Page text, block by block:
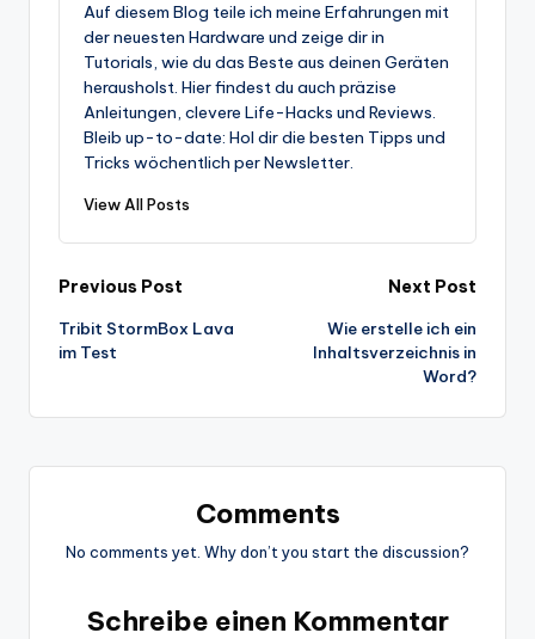
Auf diesem Blog teile ich meine Erfahrungen mit
der neuesten Hardware und zeige dir in
Tutorials, wie du das Beste aus deinen Geräten
herausholst. Hier findest du auch präzise
Anleitungen, clevere Life-Hacks und Reviews.
Bleib up-to-date: Hol dir die besten Tipps und
Tricks wöchentlich per Newsletter.
View All Posts
Post
navigation
Previous Post
Tribit StormBox Lava
im Test
Next Post
Wie erstelle ich ein
Inhaltsverzeichnis in
Word?
Comments
No comments yet. Why don’t you start the discussion?
Schreibe einen Kommentar